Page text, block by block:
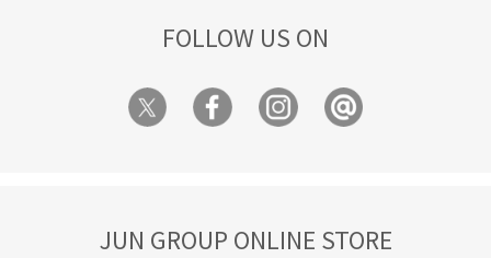
FOLLOW US ON
JUN GROUP ONLINE STORE